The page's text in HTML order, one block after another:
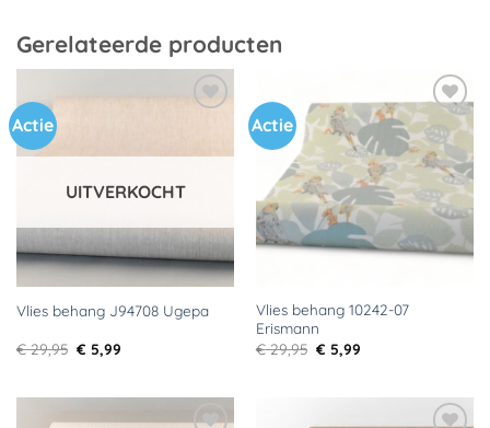
Gerelateerde producten
Actie
verlanglijst
UITVERKOCHT
Vlies behang J94708 Ugepa
€29,95 Oorspronkelijke
prijs
€ 5,99Huidige
Actie
Toevoegen
aan
verlanglijst
Vlies behang 10242-07
Erismann
€29,95 Oorspronkelijke
prijs
€ 5,99Huidige